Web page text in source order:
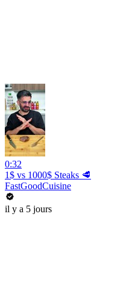
0:32
1$ vs 1000$ Steaks 🥩
FastGoodCuisine
il y a 5 jours